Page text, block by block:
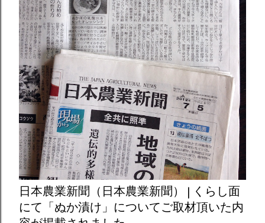
日本農業新聞（日本農業新聞） | くらし面
にて「ぬか漬け」についてご取材頂いた内